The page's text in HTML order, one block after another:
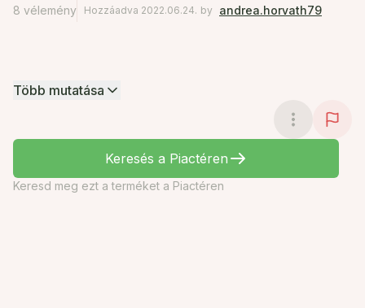
8 vélemény Hozzáadva 2022.06.24. by andrea.horvath79
Több mutatása
Keresés a Piactéren
Keresd meg ezt a terméket a Piactéren